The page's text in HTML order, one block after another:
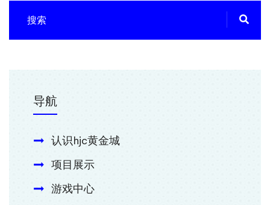
导航
认识hjc黄金城
项目展示
游戏中心